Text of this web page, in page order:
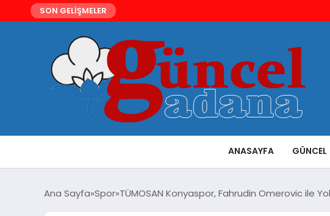
SON GELİŞMELER
ANASAYFA GÜNCEL
Ana Sayfa Spor TÜMOSAN Konyaspor, Fahrudin Omerovic ile